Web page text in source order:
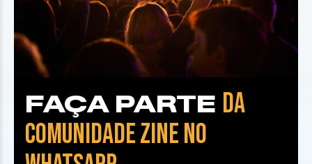
FAÇA PARTE DA
COMUNIDADE ZINE NO